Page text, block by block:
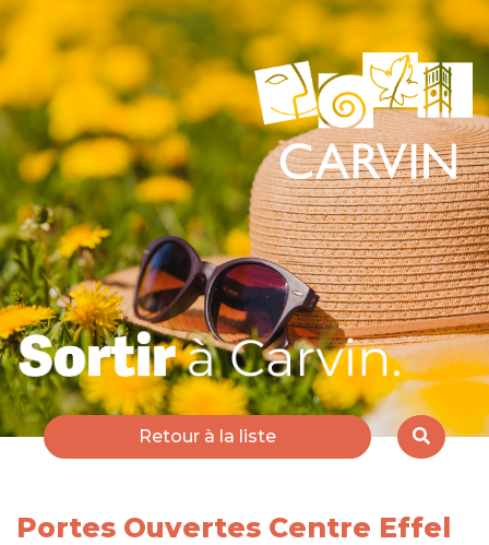
Retour à la liste
Portes Ouvertes Centre Effel